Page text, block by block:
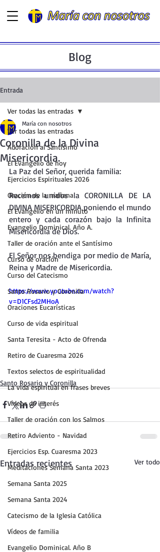
Blog
Entrada
Ver todas las entradas
Adoración al Santísimo
El Evangelio de hoy
Ejercicios Espirituales 2026
Oración de la mañana
El Evangelio en un minuto
Evangelio Dominical. Año A.
Taller de oración ante el Santísimo
Curso de oración
Curso del Catecismo
Santo Rosario y Coronilla
Oraciones Eucarísticas
Curso de vida espiritual
Santa Teresita - Acto de Ofrenda
Retiro de Cuaresma 2026
Textos selectos de espiritualidad
La vida espiritual en frases breves
Vídeos de interés
Taller de oración con los Salmos
Retiro Adviento - Navidad
Ejercicios Esp. Cuaresma 2023
Meditaciones Semana Santa 2023
Semana Santa 2025
Semana Santa 2024
Catecismo de la Iglesia Católica
Vídeos de familia
Evangelio Dominical. Año B
Ver todas las entradas
Coronilla de la Divina
Misericordia.
María con nosotros
La Paz del Señor, querida familia:
Recemos unidos la CORONILLA DE LA
DIVINA MISERICORDIA poniendo el mundo
entero y cada corazón bajo la Infinita
Misericordia de Dios.
El Señor nos bendiga por medio de María,
Reina y Madre de Misericordia.
https://www.youtube.com/watch?
v=D1CFsd2MHoA
Santo Rosario y Coronilla
Entradas recientes Ver todo